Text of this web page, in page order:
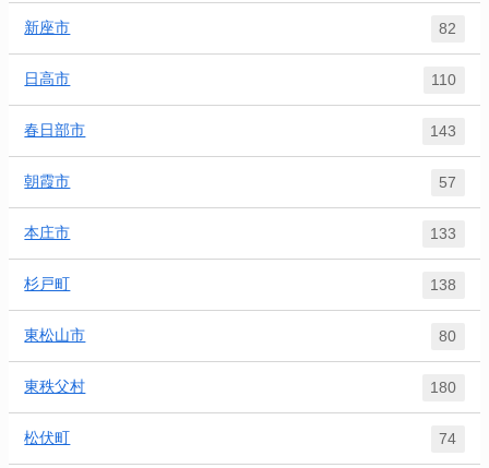
新座市 82
日高市 110
春日部市 143
朝霞市 57
本庄市 133
杉戸町 138
東松山市 80
東秩父村 180
松伏町 74